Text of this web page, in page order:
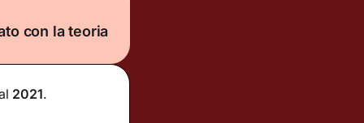
con la teoria
2021.